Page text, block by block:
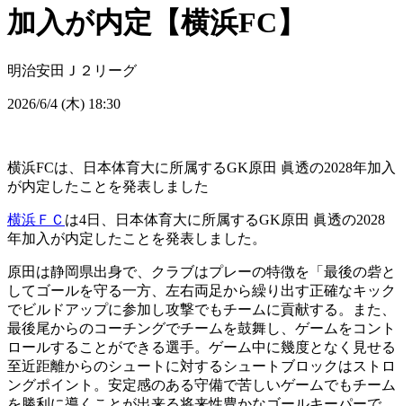
加入が内定【横浜FC】
明治安田Ｊ２リーグ
2026/6/4 (木) 18:30
横浜FCは、日本体育大に所属するGK原田 眞透の2028年加入
が内定したことを発表しました
横浜ＦＣ は4日、日本体育大に所属するGK原田 眞透の2028
年加入が内定したことを発表しました。
原田は静岡県出身で、クラブはプレーの特徴を「最後の砦と
してゴールを守る一方、左右両足から繰り出す正確なキック
でビルドアップに参加し攻撃でもチームに貢献する。また、
最後尾からのコーチングでチームを鼓舞し、ゲームをコント
ロールすることができる選手。ゲーム中に幾度となく見せる
至近距離からのシュートに対するシュートブロックはストロ
ングポイント。安定感のある守備で苦しいゲームでもチーム